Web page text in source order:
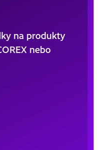
na produkty
nebo